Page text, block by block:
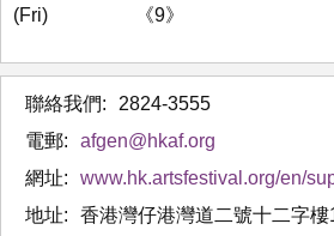
(Fri)
《9》
聯絡我們:
2824-3555
電郵:
afgen@hkaf.org
網址:
www.hk.artsfestival.org/en/
地址:
香港灣仔港灣道二號十二字樓